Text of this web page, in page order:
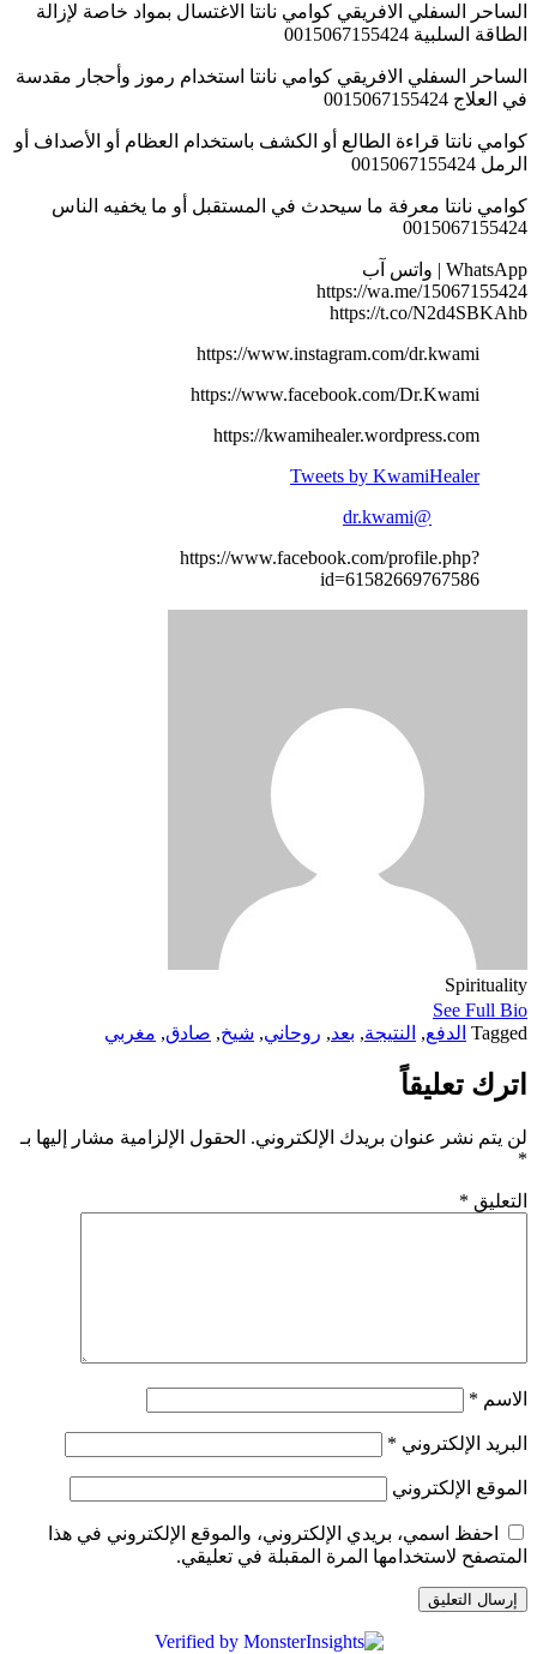
الساحر السفلي الافريقي كوامي نانتا الاغتسال بمواد خاصة لإزالة
الطاقة السلبية 0015067155424
الساحر السفلي الافريقي كوامي نانتا استخدام رموز وأحجار مقدسة
في العلاج 0015067155424
كوامي نانتا قراءة الطالع أو الكشف باستخدام العظام أو الأصداف أو
الرمل 0015067155424
كوامي نانتا معرفة ما سيحدث في المستقبل أو ما يخفيه الناس
0015067155424
WhatsApp | واتس آب
https://wa.me/15067155424
https://t.co/N2d4SBKAhb
https://www.instagram.com/dr.kwami
https://www.facebook.com/Dr.Kwami
https://kwamihealer.wordpress.com
Tweets by KwamiHealer
@dr.kwami
https://www.facebook.com/profile.php?
id=61582669767586
Spirituality
See Full Bio
Tagged الدفع, النتيجة, بعد, روحاني, شيخ, صادق, مغربي
اترك تعليقاً
لن يتم نشر عنوان بريدك الإلكتروني. الحقول الإلزامية مشار إليها بـ
*
التعليق *
الاسم *
البريد الإلكتروني *
الموقع الإلكتروني
احفظ اسمي، بريدي الإلكتروني، والموقع الإلكتروني في هذا
المتصفح لاستخدامها المرة المقبلة في تعليقي.